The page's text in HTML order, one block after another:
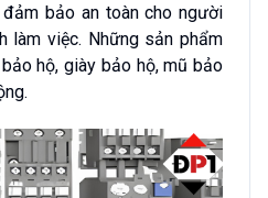
bảo an toàn cho người
làm việc. Những sản phẩm
hộ, giày bảo hộ, mũ bảo